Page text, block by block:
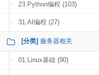
23.Python编程 (103)
31.AI编程 (27)
[分类] 服务器相关
01.Linux基础 (90)